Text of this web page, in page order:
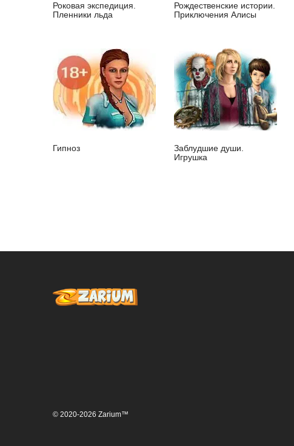
Роковая экспедиция.
Пленники льда
Рождественские истории.
Приключения Алисы
Гипноз
Заблудшие души.
Игрушка
© 2020-2026 Zarium™